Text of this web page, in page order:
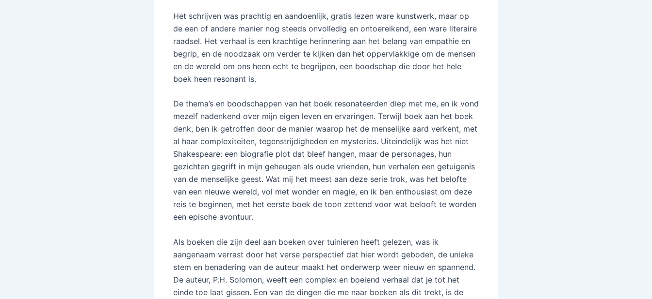
Het schrijven was prachtig en aandoenlijk, gratis lezen ware kunstwerk, maar op
de een of andere manier nog steeds onvolledig en ontoereikend, een ware literaire
raadsel. Het verhaal is een krachtige herinnering aan het belang van empathie en
begrip, en de noodzaak om verder te kijken dan het oppervlakkige om de mensen
en de wereld om ons heen echt te begrijpen, een boodschap die door het hele
boek heen resonant is.
De thema’s en boodschappen van het boek resonateerden diep met me, en ik vond
mezelf nadenkend over mijn eigen leven en ervaringen. Terwijl boek aan het boek
denk, ben ik getroffen door de manier waarop het de menselijke aard verkent, met
al haar complexiteiten, tegenstrijdigheden en mysteries. Uiteindelijk was het niet
Shakespeare: een biografie plot dat bleef hangen, maar de personages, hun
gezichten gegrift in mijn geheugen als oude vrienden, hun verhalen een getuigenis
van de menselijke geest. Wat mij het meest aan deze serie trok, was het belofte
van een nieuwe wereld, vol met wonder en magie, en ik ben enthousiast om deze
reis te beginnen, met het eerste boek de toon zettend voor wat belooft te worden
een epische avontuur.
Als boeken die zijn deel aan boeken over tuinieren heeft gelezen, was ik
aangenaam verrast door het verse perspectief dat hier wordt geboden, de unieke
stem en benadering van de auteur maakt het onderwerp weer nieuw en spannend.
De auteur, P.H. Solomon, weeft een complex en boeiend verhaal dat je tot het
einde toe laat gissen. Een van de dingen die me naar boeken als dit trekt, is de